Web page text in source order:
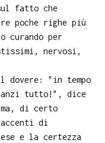
fatto che
poche righe più
curando per
nervosi,
dovere: "in tempo
tutto!", dice
di certo
di
e la certezza